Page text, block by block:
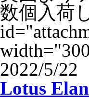
数個入荷
2022/5/22
Lotus